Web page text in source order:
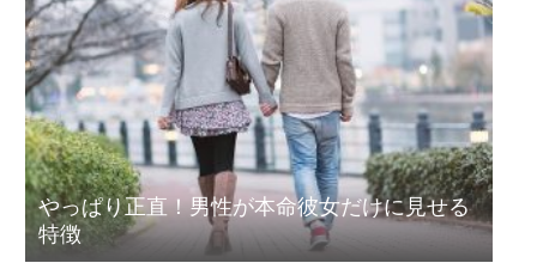
やっぱり正直！男性が本命彼女だけに見せる
特徴